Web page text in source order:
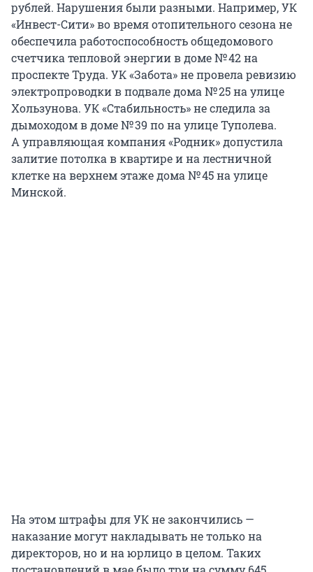
рублей. Нарушения были разными. Например, УК
«Инвест-Сити» во время отопительного сезона не
обеспечила работоспособность общедомового
счетчика тепловой энергии в доме № 42 на
проспекте Труда. УК «Забота» не провела ревизию
электропроводки в подвале дома № 25 на улице
Хользунова. УК «Стабильность» не следила за
дымоходом в доме № 39 по на улице Туполева.
А управляющая компания «Родник» допустила
залитие потолка в квартире и на лестничной
клетке на верхнем этаже дома № 45 на улице
Минской.
На этом штрафы для УК не закончились —
наказание могут накладывать не только на
директоров, но и на юрлицо в целом. Таких